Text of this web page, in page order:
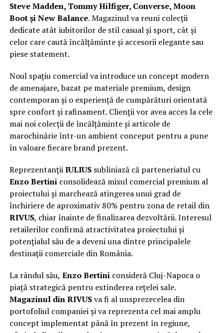
Steve Madden, Tommy Hilfiger, Converse, Moon
Boot și New Balance. Magazinul va reuni colecții
dedicate atât iubitorilor de stil casual și sport, cât și
celor care caută încălțăminte și accesorii elegante sau
piese statement.
Noul spațiu comercial va introduce un concept modern
de amenajare, bazat pe materiale premium, design
contemporan și o experiență de cumpărături orientată
spre confort și rafinament. Clienții vor avea acces la cele
mai noi colecții de încălțăminte și articole de
marochinărie într-un ambient conceput pentru a pune
în valoare fiecare brand prezent.
ReprezentanțiiIULIUSsubliniază că parteneriatul cu
Enzo Bertiniconsolidează mixul comercial premium al
proiectului și marchează atingerea unui grad de
închiriere de aproximativ 80% pentru zona de retail din
RIVUS, chiar înainte de finalizarea dezvoltării. Interesul
retailerilor confirmă atractivitatea proiectului și
potențialul său de a deveni una dintre principalele
destinații comerciale din România.
La rândul său, Enzo Bertiniconsideră Cluj-Napoca o
piață strategică pentru extinderea rețelei sale.
Magazinul din RIVUSva fi al unsprezecelea din
portofoliul companiei și va reprezenta cel mai amplu
concept implementat până în prezent în regiune,